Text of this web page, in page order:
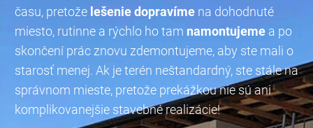
času, pretože lešenie dopravíme na dohodnuté
miesto, rutinne a rýchlo ho tam namontujeme a po
skončení prác znovu zdemontujeme, aby ste mali o
starosť menej. Ak je terén neštandardný, ste stále na
správnom mieste, pretože prekážkou nie sú ani
komplikovanejšie stavebné realizácie!